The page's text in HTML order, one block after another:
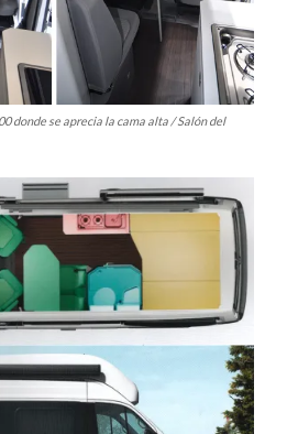
donde se aprecia la cama alta / Salón del